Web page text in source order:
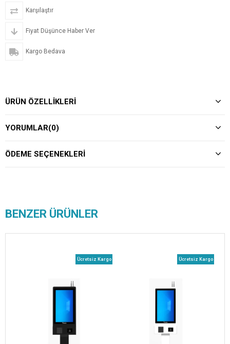
Karşılaştır
Fiyat Düşünce Haber Ver
Kargo Bedava
ÜRÜN ÖZELLIKLERI
YORUMLAR(0)
ÖDEME SEÇENEKLERI
BENZER ÜRÜNLER
Ücretsiz Kargo Ücretsiz Kargo